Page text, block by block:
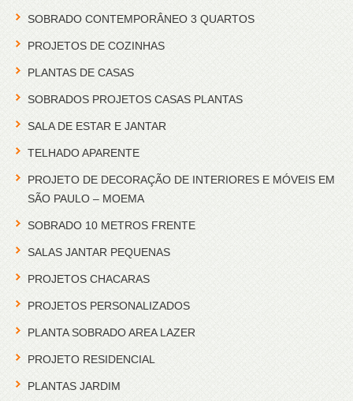
SOBRADO CONTEMPORÂNEO 3 QUARTOS
PROJETOS DE COZINHAS
PLANTAS DE CASAS
SOBRADOS PROJETOS CASAS PLANTAS
SALA DE ESTAR E JANTAR
TELHADO APARENTE
PROJETO DE DECORAÇÃO DE INTERIORES E MÓVEIS EM
SÃO PAULO – MOEMA
SOBRADO 10 METROS FRENTE
SALAS JANTAR PEQUENAS
PROJETOS CHACARAS
PROJETOS PERSONALIZADOS
PLANTA SOBRADO AREA LAZER
PROJETO RESIDENCIAL
PLANTAS JARDIM